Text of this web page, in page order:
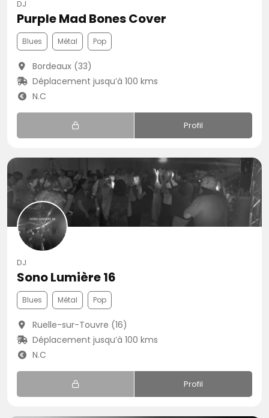
DJ
Purple Mad Bones Cover
Blues Métal Pop
Bordeaux (33)
Déplacement jusqu’à 100 kms
N.C
Profil
DJ
Sono Lumière 16
Blues Métal Pop
Ruelle-sur-Touvre (16)
Déplacement jusqu’à 100 kms
N.C
Profil